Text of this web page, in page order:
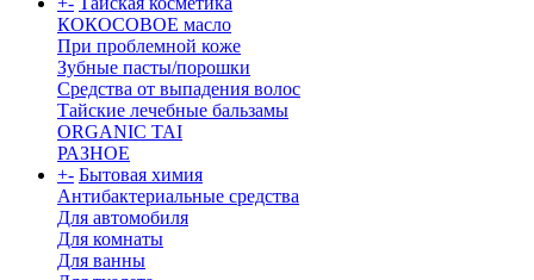
КОКОСОВОЕ масло
При проблемной коже
Зубные пасты/порошки
Средства от выпадения волос
Тайские лечебные бальзамы
ORGANIC TAI
РАЗНОЕ
+- Бытовая химия
Антибактериальные средства
Для автомобиля
Для комнаты
Для ванны